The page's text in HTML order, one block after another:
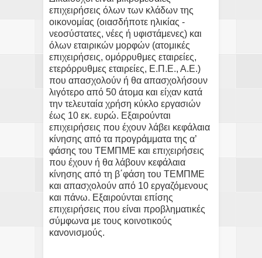
επιχειρήσεις όλων των κλάδων της
οικονομίας (οιασδήποτε ηλικίας -
νεοσύστατες, νέες ή υφιστάμενες) και
όλων εταιρικών μορφών (ατομικές
επιχειρήσεις, ομόρρυθμες εταιρείες,
ετερόρρυθμες εταιρείες, Ε.Π.Ε., Α.Ε.)
που απασχολούν ή θα απασχολήσουν
λιγότερο από 50 άτομα και είχαν κατά
την τελευταία χρήση κύκλο εργασιών
έως 10 εκ. ευρώ. Εξαιρούνται
επιχειρήσεις που έχουν λάβει κεφάλαια
κίνησης από τα προγράμματα της α’
φάσης του ΤΕΜΠΜΕ και επιχειρήσεις
που έχουν ή θα λάβουν κεφάλαια
κίνησης από τη β΄φάση του ΤΕΜΠΜΕ
και απασχολούν από 10 εργαζόμενους
και πάνω. Εξαιρούνται επίσης
επιχειρήσεις που είναι προβληματικές
σύμφωνα με τους κοινοτικούς
κανονισμούς.